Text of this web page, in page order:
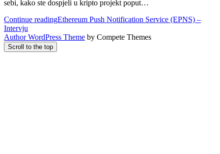
sebi, kako ste dospjeli u kripto projekt poput…
Continue readingEthereum Push Notification Service (EPNS) –
Intervju
Author WordPress Theme by Compete Themes
Scroll to the top